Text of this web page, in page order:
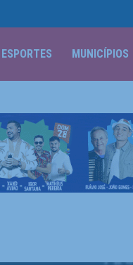
ESPORTES MUNICÍPIOS